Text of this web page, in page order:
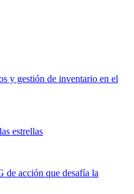
y gestión de inventario en el
estrellas
acción que desafía la